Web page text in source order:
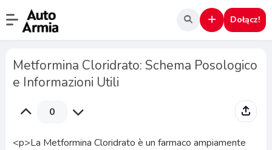
Dołącz!
Metformina Cloridrato: Schema Posologico
e Informazioni Utili
0
<p>La Metformina Cloridrato è un farmaco ampiamente